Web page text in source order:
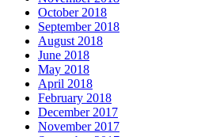
October 2018
September 2018
August 2018
June 2018
May 2018
April 2018
February 2018
December 2017
November 2017